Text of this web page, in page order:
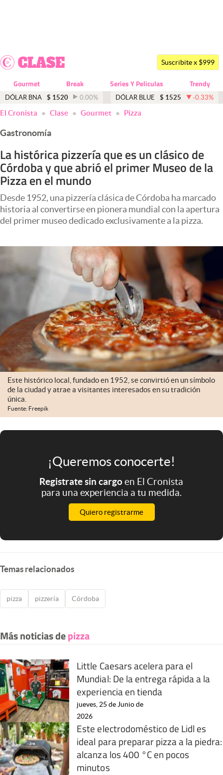
Dólar
Economía y Política
Finanzas y Mercados
Mercados Online
Negocios
Columnistas
Apertura
Clase
Clima
Mundial 2026
Eventos Corporativos
El Cronista Studio
Mediakit
abre en nueva pestaña
Argentina
Suscribite x $999
Gourmet Break Series Y Peliculas Trendy
DÓLAR BNA $ 1520 0.00% DÓLAR BLUE $ 1525 -0.33%
El Cronista Clase Gourmet Pizza
Gastronomía
La histórica pizzería que es un clásico de
Córdoba y que abrió el primer Museo de la
Pizza en el mundo
Desde 1952, una pizzería clásica de Córdoba ha marcado
historia al convertirse en pionera mundial con la apertura
del primer museo dedicado exclusivamente a la pizza.
Este histórico local, fundado en 1952, se convirtió en un símbolo
de la ciudad y atrae a visitantes interesados en su tradición
única.
Fuente: Freepik
¡Queremos conocerte!
Registrate sin cargoen El Cronista
para una experiencia a tu medida.
Quiero registrarme
Temas relacionados
pizza pizzería Córdoba
Más noticias depizza
Little Caesars acelera para el
Mundial: De la entrega rápida a la
experiencia en tienda
jueves, 25 de Junio de
2026
Este electrodoméstico de Lidl es
ideal para preparar pizza a la piedra:
alcanza los 400 °C en pocos
minutos